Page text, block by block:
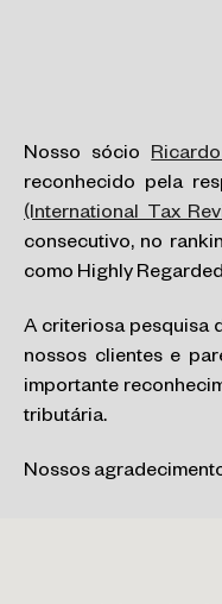
Nosso sócio
reconhecido pela
(International Tax
consecutivo, no
como Highly
A criteriosa pesquisa
nossos clientes e
importante
tributária.
Nossos